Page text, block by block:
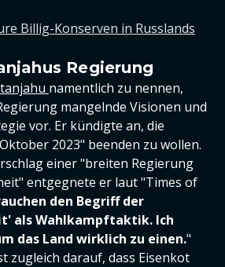
Billig-Konserven in Russlands
Regierung
namentlich zu nennen,
mangelnde Visionen und
vor. Er kündigte an, die
2023" beenden zu wollen.
einer "breiten Regierung
entgegnete er laut "Times of
den Begriff der
als Wahlkampftaktik. Ich
das Land wirklich zu einen."
zugleich darauf, dass Eisenkot